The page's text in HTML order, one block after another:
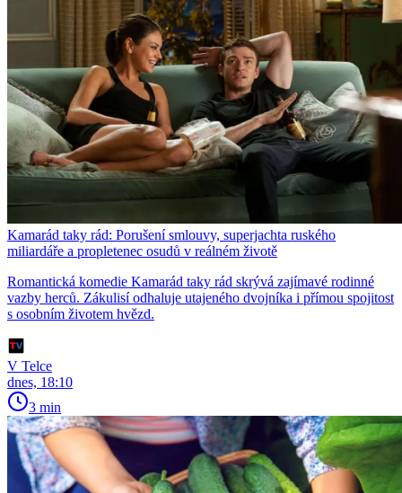
Kamarád taky rád: Porušení smlouvy, superjachta ruského
miliardáře a propletenec osudů v reálném životě
Romantická komedie Kamarád taky rád skrývá zajímavé rodinné
vazby herců. Zákulisí odhaluje utajeného dvojníka i přímou spojitost
s osobním životem hvězd.
V Telce
dnes, 18:10
3 min